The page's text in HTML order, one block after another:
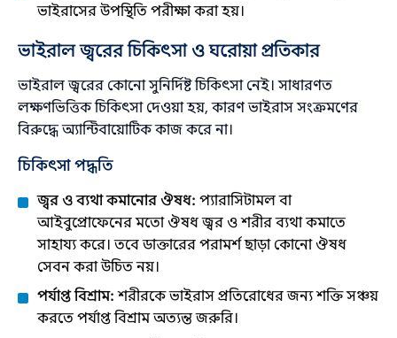
ভাইরাসের উপস্থিতি পরীক্ষা করা হয়।
ভাইরাল জ্বরের চিকিৎসা ও ঘরোয়া প্রতিকার
ভাইরাল জ্বরের কোনো সুনির্দিষ্ট চিকিৎসা নেই। সাধারণত
লক্ষণভিত্তিক চিকিৎসা দেওয়া হয়, কারণ ভাইরাস সংক্রমণের
বিরুদ্ধে অ্যান্টিবায়োটিক কাজ করে না।
চিকিৎসা পদ্ধতি
জ্বর ও ব্যথা কমানোর ঔষধ: প্যারাসিটামল বা
আইবুপ্রোফেনের মতো ঔষধ জ্বর ও শরীর ব্যথা কমাতে
সাহায্য করে। তবে ডাক্তারের পরামর্শ ছাড়া কোনো ঔষধ
সেবন করা উচিত নয়।
পর্যাপ্ত বিশ্রাম: শরীরকে ভাইরাস প্রতিরোধের জন্য শক্তি সঞ্চয়
করতে পর্যাপ্ত বিশ্রাম অত্যন্ত জরুরি।